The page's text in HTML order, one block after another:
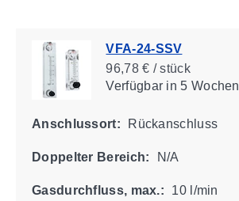
VFA-24-SSV
96,78 € / stück
Verfügbarin 5 Wochen
Anschlussort: Rückanschluss
Doppelter Bereich: N/A
Gasdurchfluss, max.: 10 l/min